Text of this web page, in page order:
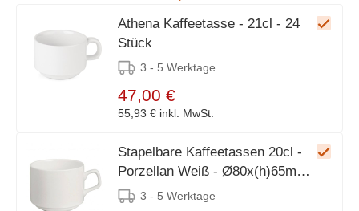
Athena Kaffeetasse - 21cl - 24
Stück
3 - 5 Werktage
47,00 €
55,93 € inkl. MwSt.
Stapelbare Kaffeetassen 20cl -
Porzellan Weiß - Ø80x(h)65mm -
6 Stück3 - 5 Werktage